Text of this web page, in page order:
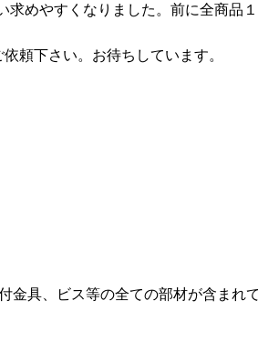
やすくなりました。前に全商品１
依頼下さい。お待ちしています。
具、ビス等の全ての部材が含まれて